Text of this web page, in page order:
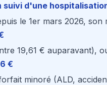
suivi d'une
le 1er mars 2026, son
19,61 € auparavant),
€
minoré (ALD,